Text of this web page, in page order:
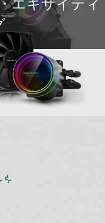
エキサイティ